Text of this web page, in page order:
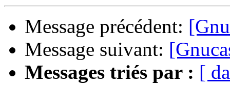
Message précédent:
Message suivant:
Messages triés par : [